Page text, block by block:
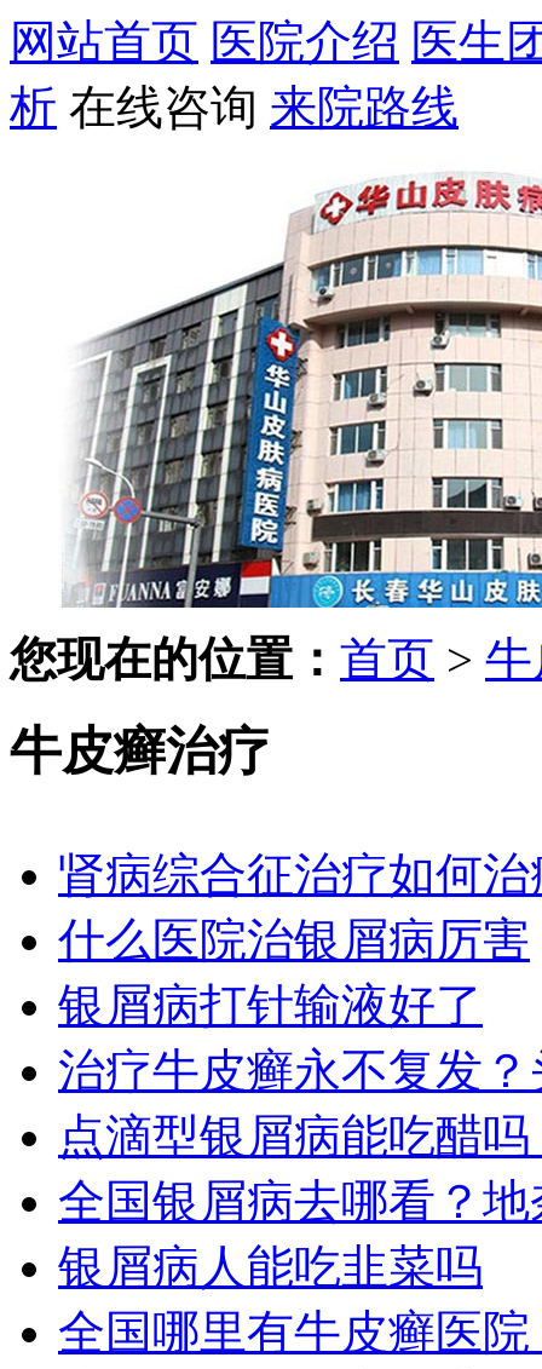
网站首页 医院介绍 医生
析 在线咨询 来院路线
您现在的位置： 首页 >
牛皮癣治疗
肾病综合征治疗如何
什么医院治银屑病厉害
银屑病打针输液好了
治疗牛皮癣永不复发
点滴型银屑病能吃醋
全国银屑病去哪看？
银屑病人能吃韭菜吗
全国哪里有牛皮癣医